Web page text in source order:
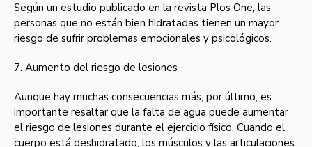
Según un estudio publicado en la revista Plos One, las
personas que no están bien hidratadas tienen un mayor
riesgo de sufrir problemas emocionales y psicológicos.
7. Aumento del riesgo de lesiones
Aunque hay muchas consecuencias más, por último, es
importante resaltar que la falta de agua puede aumentar
el riesgo de lesiones durante el ejercicio físico. Cuando el
cuerpo está deshidratado, los músculos y las articulaciones